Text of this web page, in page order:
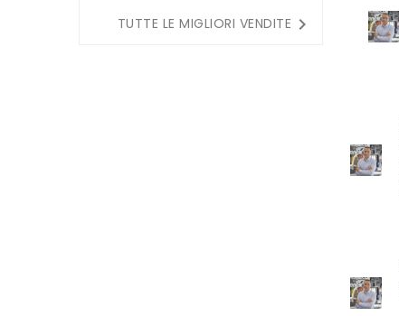
TUTTE LE MIGLIORI VENDITE 